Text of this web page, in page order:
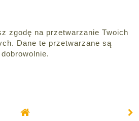
zgodę na przetwarzanie Twoich
Dane te przetwarzane są
dobrowolnie.